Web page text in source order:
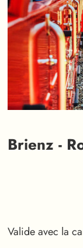
Brienz -
Valide avec la